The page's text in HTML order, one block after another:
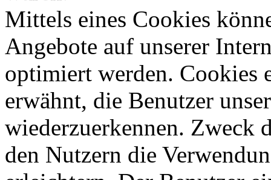
Mittels eines Cookies
Angebote auf unserer
optimiert werden. Cookies
erwähnt, die Benutzer
wiederzuerkennen. Zweck
den Nutzern die